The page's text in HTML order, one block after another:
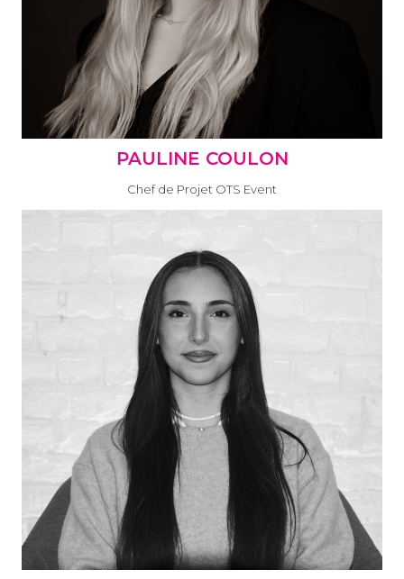
PAULINE COULON
Chef de Projet OTS Event